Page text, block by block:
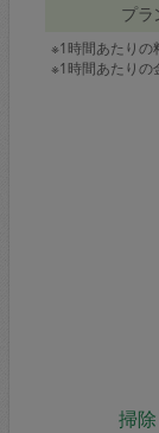
プラ
※1時間あたりの
※1時間あたりの
掃除